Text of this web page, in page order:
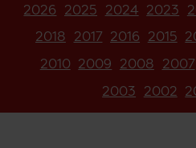
2026 2025 2024 2023
2018 2017 2016 2015
2010 2009 2008 2007
2003 2002